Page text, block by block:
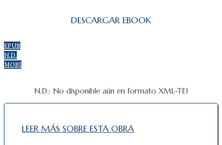
DESCARGAR EBOOK
EPUB
N.D.
MOBI
N.D.: No disponible aún en formato XML-TEI
LEER MÁS SOBRE ESTA OBRA